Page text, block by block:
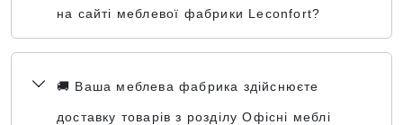
на сайті меблевої фабрики Leconfort?
🚚 Ваша меблева фабрика здійснюєте
доставку товарів з розділу Офісні меблі